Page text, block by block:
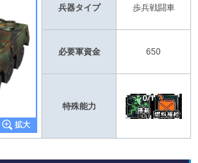
兵器タイプ 歩兵戦闘車
必要軍資金 650
特殊能力